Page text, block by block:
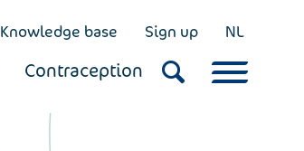
Knowledge base Sign up NL
Contraception